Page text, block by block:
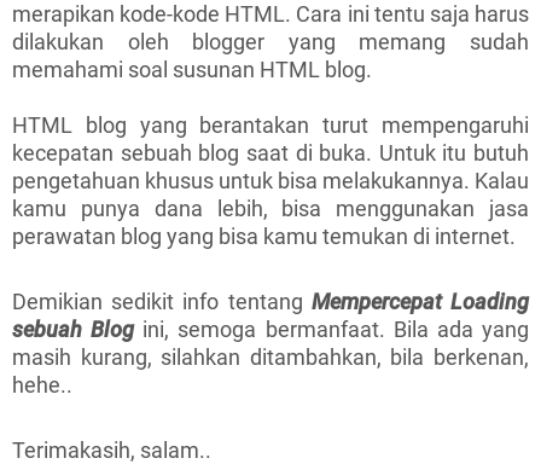
merapikan kode-kode HTML. Cara ini tentu saja harus
dilakukan oleh blogger yang memang sudah
memahami soal susunan HTML blog.
HTML blog yang berantakan turut mempengaruhi
kecepatan sebuah blog saat di buka. Untuk itu butuh
pengetahuan khusus untuk bisa melakukannya. Kalau
kamu punya dana lebih, bisa menggunakan jasa
perawatan blog yang bisa kamu temukan di internet.
Demikian sedikit info tentang Mempercepat Loading
sebuah Blogini, semoga bermanfaat. Bila ada yang
masih kurang, silahkan ditambahkan, bila berkenan,
hehe..
Terimakasih, salam..